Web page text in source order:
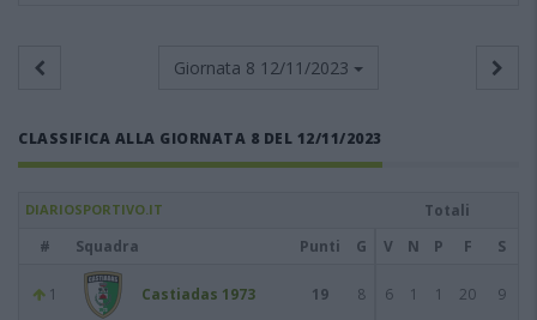
Giornata 8 12/11/2023
CLASSIFICA ALLA GIORNATA 8 DEL 12/11/2023
DIARIOSPORTIVO.IT
Totali
#
Squadra Punti G V N P F S
1 Castiadas 1973 19 8 6 1 1 20 9